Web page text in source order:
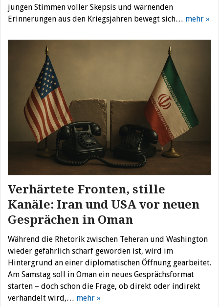
jungen Stimmen voller Skepsis und warnenden
Erinnerungen aus den Kriegsjahren bewegt sich… mehr »
Verhärtete Fronten, stille
Kanäle: Iran und USA vor neuen
Gesprächen in Oman
Während die Rhetorik zwischen Teheran und Washington
wieder gefährlich scharf geworden ist, wird im
Hintergrund an einer diplomatischen Öffnung gearbeitet.
Am Samstag soll in Oman ein neues Gesprächsformat
starten – doch schon die Frage, ob direkt oder indirekt
verhandelt wird,… mehr »